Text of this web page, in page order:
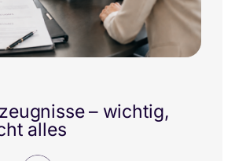
– wichtig,
alles